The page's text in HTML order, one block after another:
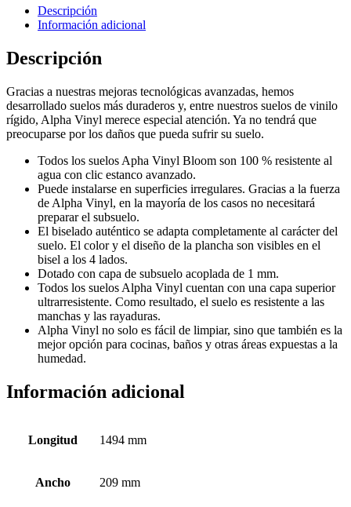
Descripción
Información adicional
Descripción
Gracias a nuestras mejoras tecnológicas avanzadas, hemos
desarrollado suelos más duraderos y, entre nuestros suelos de vinilo
rígido, Alpha Vinyl merece especial atención. Ya no tendrá que
preocuparse por los daños que pueda sufrir su suelo.
Todos los suelos Apha Vinyl Bloom son 100 % resistente al
agua con clic estanco avanzado.
Puede instalarse en superficies irregulares. Gracias a la fuerza
de Alpha Vinyl, en la mayoría de los casos no necesitará
preparar el subsuelo.
El biselado auténtico se adapta completamente al carácter del
suelo. El color y el diseño de la plancha son visibles en el
bisel a los 4 lados.
Dotado con capa de subsuelo acoplada de 1 mm.
Todos los suelos Alpha Vinyl cuentan con una capa superior
ultrarresistente. Como resultado, el suelo es resistente a las
manchas y las rayaduras.
Alpha Vinyl no solo es fácil de limpiar, sino que también es la
mejor opción para cocinas, baños y otras áreas expuestas a la
humedad.
Información adicional
Longitud 1494 mm
Ancho 209 mm